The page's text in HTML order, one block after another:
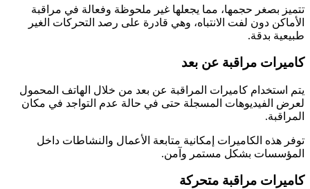
تتميز بصغر حجمها، مما يجعلها غير ملحوظة وفعالة في مراقبة
الأماكن دون لفت الانتباه، وهي قادرة على رصد التحركات الغير
طبيعية بدقة.
كاميرات مراقبة عن بعد
يتم استخدام كاميرات المراقبة عن بعد من خلال الهاتف المحمول
لعرض الفيديوهات المسجلة حتى في حالة عدم التواجد في مكان
المراقبة.
توفر هذه الكاميرات إمكانية متابعة الأعمال والنشاطات داخل
المؤسسات بشكل مستمر وآمن.
كاميرات مراقبة متحركة